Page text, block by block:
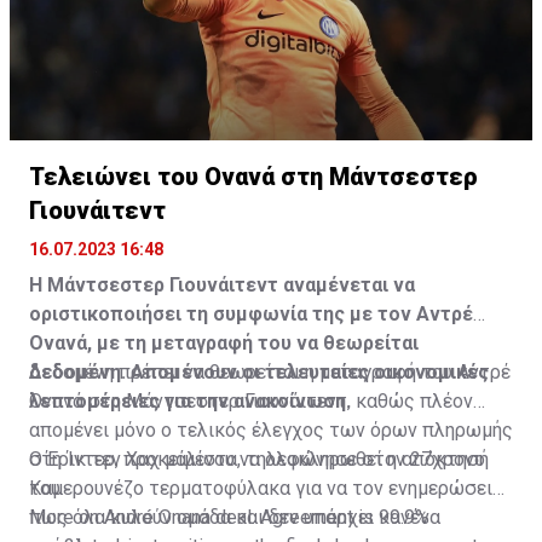
Τελειώνει του Ονανά στη Μάντσεστερ
Γιουνάιτεντ
16.07.2023 16:48
Η Μάντσεστερ Γιουνάιτεντ αναμένεται να
οριστικοποιήσει τη συμφωνία της με τον Αντρέ
Ονανά, με τη μεταγραφή του να θεωρείται
δεδομένη. Απομένουν οι τελευταίες οικονομικές
λεπτομέρειες για την ανακοίνωση.
Δεδομένη πρέπει να θεωρείται η μεταγραφή του Αντρέ
Ονανά στη Μάντσεστερ Γιουνάιτεντ, καθώς πλέον
απομένει μόνο ο τελικός έλεγχος των όρων πληρωμής
στη Ίντερ, προκειμένου να ολοκληρωθεί η απόκτησή
του.
Ο Έρικ τεν Χαχ μάλιστα, τηλεφώνησε στον 27χρονο
Καμερουνέζο τερματοφύλακα για να τον ενημερώσει
πως όλα κυλούν ομάδα και δεν υπάρχει κανένα
More on André Onana deal. Agreement is 99.9%